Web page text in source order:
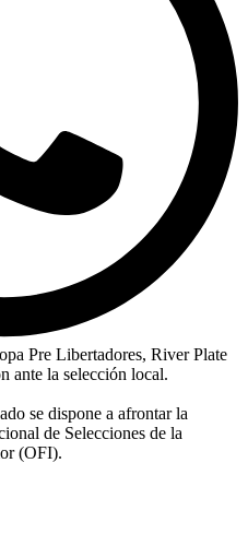
Pre Libertadores, River Plate
ante la selección local.
se dispone a afrontar la
de Selecciones de la
(OFI).